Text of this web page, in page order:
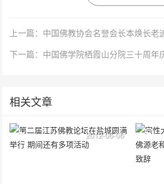
上一篇：中国佛教协会名誉会长本焕长老
下一篇：中国佛学院栖霞山分院三十周年
相关文章
2012-06-06